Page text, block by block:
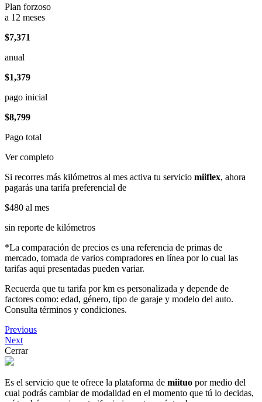
Plan forzoso
a 12 meses
$7,371
anual
$1,379
pago inicial
$8,799
Pago total
Ver completo
Si recorres más kilómetros al mes activa tu servicio miiflex, ahora
pagarás una tarifa preferencial de
$480 al mes
sin reporte de kilómetros
*La comparación de precios es una referencia de primas de
mercado, tomada de varios compradores en línea por lo cual las
tarifas aqui presentadas pueden variar.
Recuerda que tu tarifa por km es personalizada y depende de
factores como: edad, género, tipo de garaje y modelo del auto.
Consulta términos y condiciones.
Previous
Next
Cerrar
Es el servicio que te ofrece la plataforma de miituo por medio del
cual podrás cambiar de modalidad en el momento que tú lo decidas,